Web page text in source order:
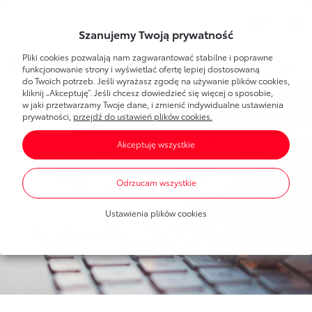
Szanujemy Twoją prywatność
Pliki cookies pozwalają nam zagwarantować stabilne i poprawne
funkcjonowanie strony i wyświetlać ofertę lepiej dostosowaną
do Twoich potrzeb. Jeśli wyrażasz zgodę na używanie plików cookies,
kliknij „Akceptuję”. Jeśli chcesz dowiedzieć się więcej o sposobie,
w jaki przetwarzamy Twoje dane, i zmienić indywidualne ustawienia
prywatności, przejdź do ustawień plików cookies.
Akceptuję wszystkie
Odrzucam wszystkie
Ustawienia plików cookies
Dla Ciebie
Produktydla każdego
Konta bankowe
Finansowanie Toyoty
Finansowanie Lexusa
Dla Firmy
Finansowanie Lexusa
Finansowanie aut dostawczych
ToyotaBank
Poznaj Bankowość Elektroniczną
Pierwsze logowanie
Umawianie wizyt w banku
Oprocentowanie
Mobilna Autoryzacja
ToyotaLeasing
Strefa klienta
ToyotaBank
ToyotaLeasing